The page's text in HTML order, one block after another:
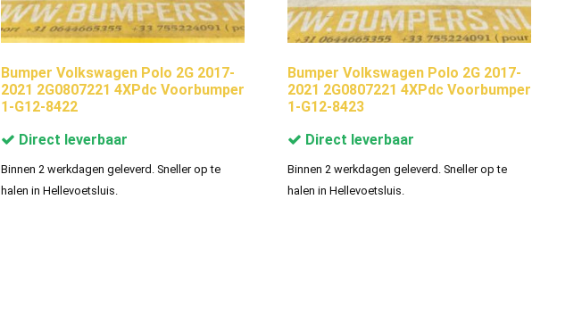
Bumper Volkswagen Polo 2G 2017-
2021 2G0807221 4XPdc Voorbumper
1-G12-8422
Direct leverbaar
Binnen 2 werkdagen geleverd. Sneller op te
halen in Hellevoetsluis.
Bumper Volkswagen Polo 2G 2017-
2021 2G0807221 4XPdc Voorbumper
1-G12-8423
Direct leverbaar
Binnen 2 werkdagen geleverd. Sneller op te
halen in Hellevoetsluis.